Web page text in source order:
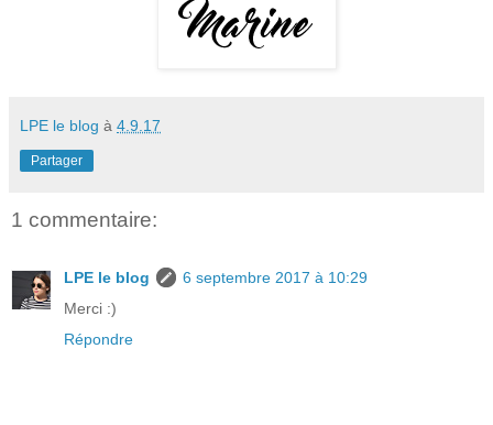
LPE le blog à 4.9.17
Partager
1 commentaire:
LPE le blog
6 septembre 2017 à 10:29
Merci :)
Répondre